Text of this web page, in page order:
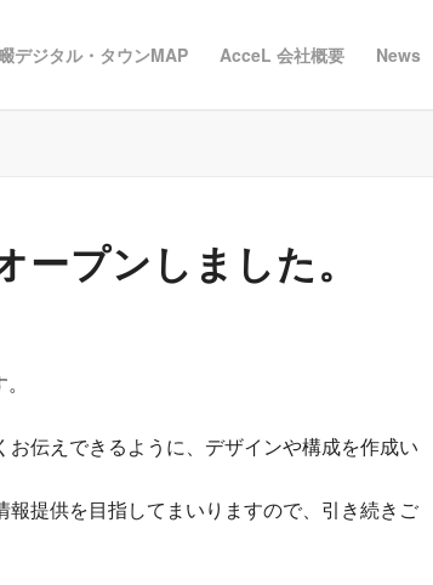
デジタル・タウンMAP AcceL 会社概要 News
プンしました。
伝えできるように、デザインや構成を作成い
提供を目指してまいりますので、引き続きご